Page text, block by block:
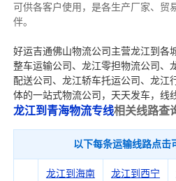
可供各客户使用，是各生产厂家、贸
伴。
好运吉通佛山物流公司主营龙江到各
整车运输公司、 龙江零担物流公司、
配送公司、 龙江轿车托运公司、 龙江
体的一站式物流公司 ，天天发车，线
龙江到青海物流专线相关线路查
以下每条运输线路点击
龙江到海南
龙江到西宁